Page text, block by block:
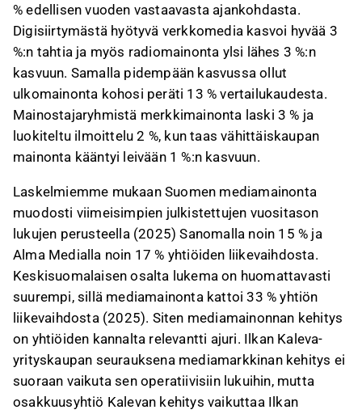
% edellisen vuoden vastaavasta ajankohdasta.
Digisiirtymästä hyötyvä verkkomedia kasvoi hyvää 3
%:n tahtia ja myös radiomainonta ylsi lähes 3 %:n
kasvuun. Samalla pidempään kasvussa ollut
ulkomainonta kohosi peräti 13 % vertailukaudesta.
Mainostajaryhmistä merkkimainonta laski 3 % ja
luokiteltu ilmoittelu 2 %, kun taas vähittäiskaupan
mainonta kääntyi leivään 1 %:n kasvuun.
Laskelmiemme mukaan Suomen mediamainonta
muodosti viimeisimpien julkistettujen vuositason
lukujen perusteella (2025) Sanomalla noin 15 % ja
Alma Medialla noin 17 % yhtiöiden liikevaihdosta.
Keskisuomalaisen osalta lukema on huomattavasti
suurempi, sillä mediamainonta kattoi 33 % yhtiön
liikevaihdosta (2025). Siten mediamainonnan kehitys
on yhtiöiden kannalta relevantti ajuri. Ilkan Kaleva-
yrityskaupan seurauksena mediamarkkinan kehitys ei
suoraan vaikuta sen operatiivisiin lukuihin, mutta
osakkuusyhtiö Kalevan kehitys vaikuttaa Ilkan